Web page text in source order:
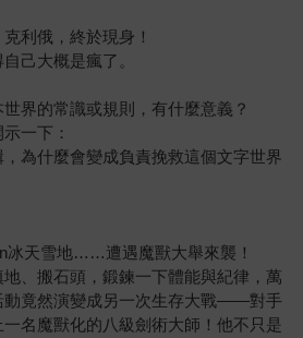
利俄，終於現身！
己大概是瘋了。
界的常識或規則，有什麼意義？
一下：
為什麼會變成負責挽救這個文字世界
冰天雪地……遭遇魔獸大舉來襲！
、搬石頭，鍛鍊一下體能與紀律，萬
動竟然演變成另一次生存大戰——對手
名魔獸化的八級劍術大師！他不只是